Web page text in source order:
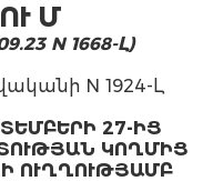
Մ
N 1668-Լ)
N 1924-Լ
27-ԻՑ
ԿՈՂՄԻՑ
ՈՒՂՂՈՒԹՅԱՄԲ